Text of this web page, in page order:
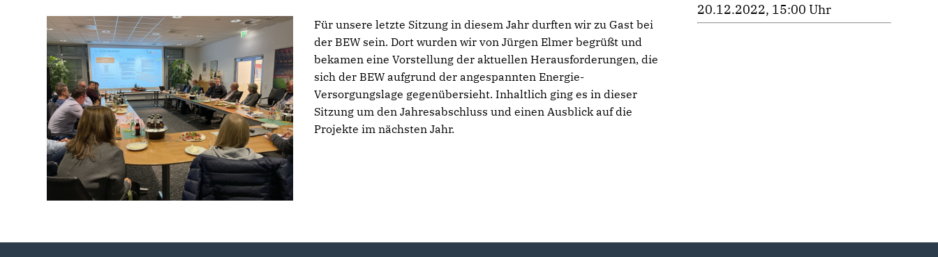
Für unsere letzte Sitzung in diesem Jahr durften wir zu Gast bei
der BEW sein. Dort wurden wir von Jürgen Elmer begrüßt und
bekamen eine Vorstellung der aktuellen Herausforderungen, die
sich der BEW aufgrund der angespannten Energie-
Versorgungslage gegenübersieht. Inhaltlich ging es in dieser
Sitzung um den Jahresabschluss und einen Ausblick auf die
Projekte im nächsten Jahr.
20.12.2022, 15:00 Uhr